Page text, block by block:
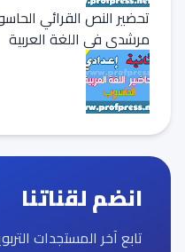
تحضير النص القرائي
مرشدي في اللغة العربية
انضم لقناتنا
تابع آخر المستجدات